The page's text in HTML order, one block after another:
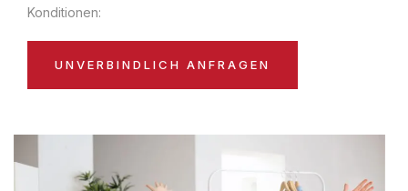
Konditionen:
UNVERBINDLICH ANFRAGEN